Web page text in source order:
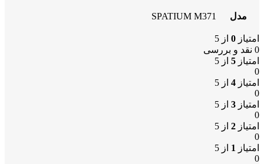
مدل SPATIUM M371
امتیاز 0 از 5
0 نقد و بررسی
امتیاز 5 از 5
0
امتیاز 4 از 5
0
امتیاز 3 از 5
0
امتیاز 2 از 5
0
امتیاز 1 از 5
0